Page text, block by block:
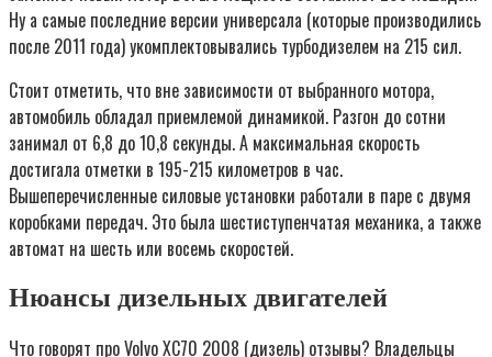
Ну а самые последние версии универсала (которые производились
после 2011 года) укомплектовывались турбодизелем на 215 сил.
Стоит отметить, что вне зависимости от выбранного мотора,
автомобиль обладал приемлемой динамикой. Разгон до сотни
занимал от 6,8 до 10,8 секунды. А максимальная скорость
достигала отметки в 195-215 километров в час.
Вышеперечисленные силовые установки работали в паре с двумя
коробками передач. Это была шестиступенчатая механика, а также
автомат на шесть или восемь скоростей.
Нюансы дизельных двигателей
Что говорят про Volvo XC70 2008 (дизель) отзывы? Владельцы